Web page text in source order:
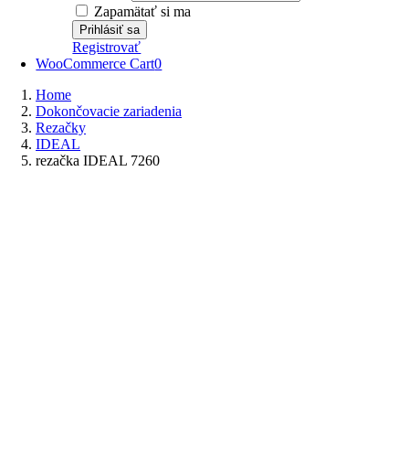
Zapamätať si ma
Registrovať
WooCommerce Cart0
Home
Dokončovacie zariadenia
Rezačky
IDEAL
rezačka IDEAL 7260